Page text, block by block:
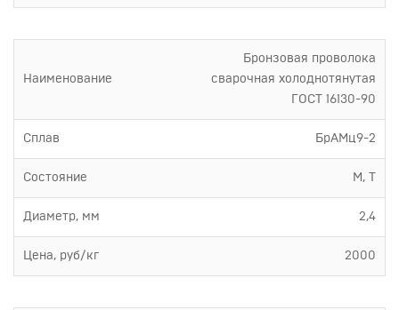
Наименование
Бронзовая проволока
сварочная холоднотянутая
ГОСТ 16130-90
Сплав БрАМц9-2
Состояние М, Т
Диаметр, мм 2,4
Цена, руб/кг 2000